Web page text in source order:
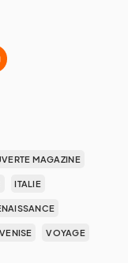
MAGAZINE
ITALIE
VENISE VOYAGE